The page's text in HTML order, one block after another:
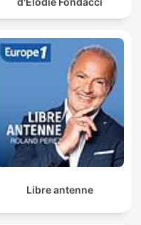
Libre antenne